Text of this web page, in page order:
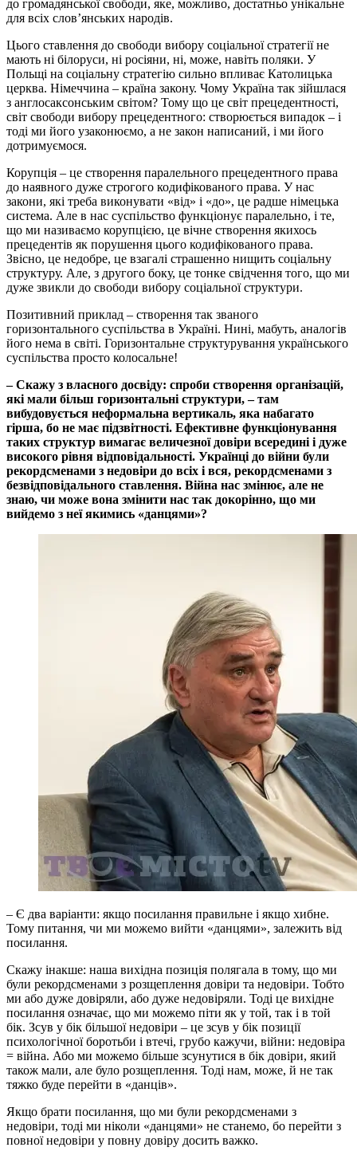
до громадянської свободи, яке, можливо, достатньо унікальне
для всіх слов’янських народів.
Цього ставлення до свободи вибору соціальної стратегії не
мають ні білоруси, ні росіяни, ні, може, навіть поляки. У
Польщі на соціальну стратегію сильно впливає Католицька
церква. Німеччина – країна закону. Чому Україна так зійшлася
з англосаксонським світом? Тому що це світ прецедентності,
світ свободи вибору прецедентного: створюється випадок – і
тоді ми його узаконюємо, а не закон написаний, і ми його
дотримуємося.
Корупція – це створення паралельного прецедентного права
до наявного дуже строгого кодифікованого права. У нас
закони, які треба виконувати «від» і «до», це радше німецька
система. Але в нас суспільство функціонує паралельно, і те,
що ми називаємо корупцією, це вічне створення якихось
прецедентів як порушення цього кодифікованого права.
Звісно, це недобре, це взагалі страшенно нищить соціальну
структуру. Але, з другого боку, це тонке свідчення того, що ми
дуже звикли до свободи вибору соціальної структури.
Позитивний приклад – створення так званого
горизонтального суспільства в Україні. Нині, мабуть, аналогів
його нема в світі. Горизонтальне структурування українського
суспільства просто колосальне!
– Скажу з власного досвіду: спроби створення організацій,
які мали більш горизонтальні структури, – там
вибудовується неформальна вертикаль, яка набагато
гірша, бо не має підзвітності. Ефективне функціонування
таких структур вимагає величезної довіри всередині і дуже
високого рівня відповідальності. Українці до війни були
рекордсменами з недовіри до всіх і вся, рекордсменами з
безвідповідального ставлення. Війна нас змінює, але не
знаю, чи може вона змінити нас так докорінно, що ми
вийдемо з неї якимись «данцями»?
– Є два варіанти: якщо посилання правильне і якщо хибне.
Тому питання, чи ми можемо вийти «данцями», залежить від
посилання.
Скажу інакше: наша вихідна позиція полягала в тому, що ми
були рекордсменами з розщеплення довіри та недовіри. Тобто
ми або дуже довіряли, або дуже недовіряли. Тоді це вихідне
посилання означає, що ми можемо піти як у той, так і в той
бік. Зсув у бік більшої недовіри – це зсув у бік позиції
психологічної боротьби і втечі, грубо кажучи, війни: недовіра
= війна. Або ми можемо більше зсунутися в бік довіри, який
також мали, але було розщеплення. Тоді нам, може, й не так
тяжко буде перейти в «данців».
Якщо брати посилання, що ми були рекордсменами з
недовіри, тоді ми ніколи «данцями» не станемо, бо перейти з
повної недовіри у повну довіру досить важко.